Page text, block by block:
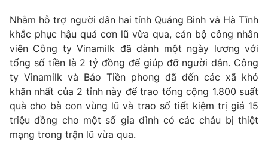
Emagazine Podcast
Photo Infographic
Video Shorts video
VTV Money VTV Thể thao
Nhằm hỗ trợ người dân hai tỉnh Quảng Bình và Hà Tĩnh
khắc phục hậu quả cơn lũ vừa qua, cán bộ công nhân
viên Công ty Vinamilk đã dành một ngày lương với
tổng số tiền là 2 tỷ đồng để giúp đỡ người dân. Công
ty Vinamilk và Báo Tiền phong đã đến các xã khó
khăn nhất của 2 tỉnh này để trao tổng cộng 1.800 suất
quà cho bà con vùng lũ và trao sổ tiết kiệm trị giá 15
triệu đồng cho một số gia đình có các cháu bị thiệt
mạng trong trận lũ vừa qua.